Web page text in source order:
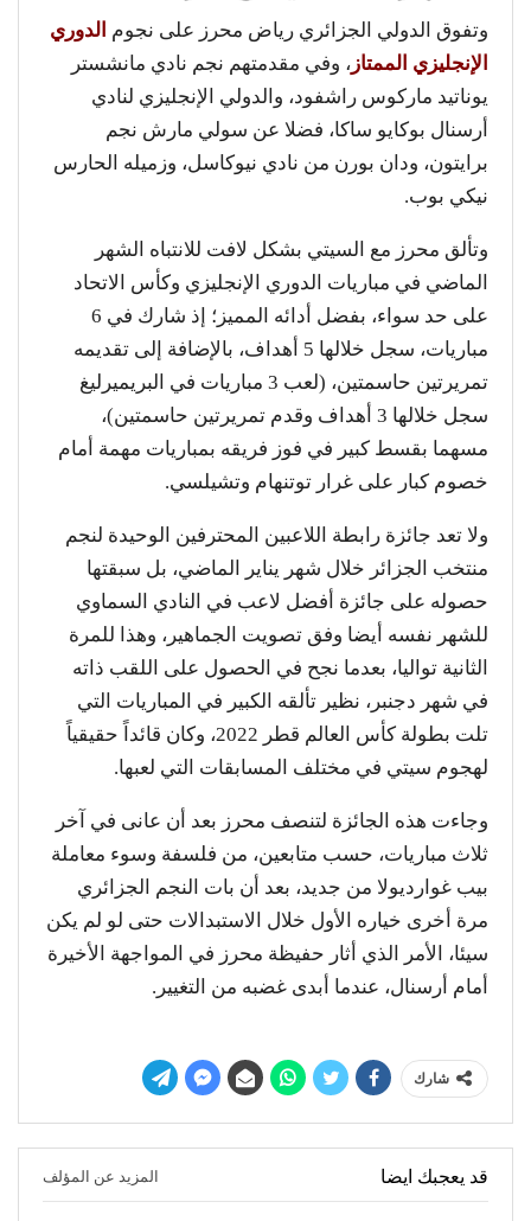
وتفوق الدولي الجزائري رياض محرز على نجوم الدوري
الإنجليزي الممتاز ، وفي مقدمتهم نجم نادي مانشستر
يوناتيد ماركوس راشفود، والدولي الإنجليزي لنادي
أرسنال بوكايو ساكا، فضلا عن سولي مارش نجم
برايتون، ودان بورن من نادي نيوكاسل، وزميله الحارس
نيكي بوب.
وتألق محرز مع السيتي بشكل لافت للانتباه الشهر
الماضي في مباريات الدوري الإنجليزي وكأس الاتحاد
على حد سواء، بفضل أدائه المميز؛ إذ شارك في 6
مباريات، سجل خلالها 5 أهداف، بالإضافة إلى تقديمه
تمريرتين حاسمتين، (لعب 3 مباريات في البريميرليغ
سجل خلالها 3 أهداف وقدم تمريرتين حاسمتين)،
مسهما بقسط كبير في فوز فريقه بمباريات مهمة أمام
خصوم كبار على غرار توتنهام وتشيلسي.
ولا تعد جائزة رابطة اللاعبين المحترفين الوحيدة لنجم
منتخب الجزائر خلال شهر يناير الماضي، بل سبقتها
حصوله على جائزة أفضل لاعب في النادي السماوي
للشهر نفسه أيضا وفق تصويت الجماهير، وهذا للمرة
الثانية تواليا، بعدما نجح في الحصول على اللقب ذاته
في شهر دجنبر، نظير تألقه الكبير في المباريات التي
تلت بطولة كأس العالم قطر 2022، وكان قائداً حقيقياً
لهجوم سيتي في مختلف المسابقات التي لعبها.
وجاءت هذه الجائزة لتنصف محرز بعد أن عانى في آخر
ثلاث مباريات، حسب متابعين، من فلسفة وسوء معاملة
بيب غوارديولا من جديد، بعد أن بات النجم الجزائري
مرة أخرى خياره الأول خلال الاستبدالات حتى لو لم يكن
سيئا، الأمر الذي أثار حفيظة محرز في المواجهة الأخيرة
أمام أرسنال، عندما أبدى غضبه من التغيير.
شارك
قد يعجبك ايضا المزيد عن المؤلف